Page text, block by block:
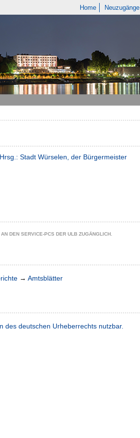
Home Neuzugänge
Stadt Würselen, der Bürgermeister
DEN SERVICE-PCS DER ULB ZUGÄNGLICH.
→ Amtsblätter
des deutschen Urheberrechts nutzbar.